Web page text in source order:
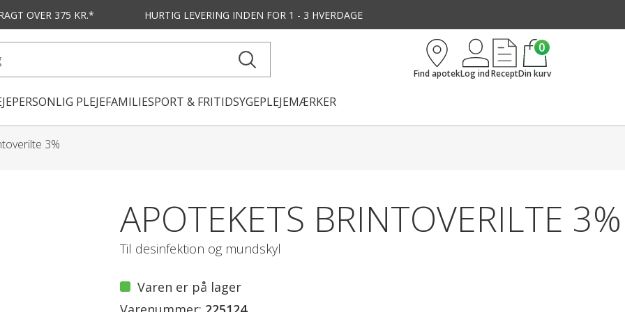
OVER 375 KR.* HURTIG LEVERING INDEN FOR 1 - 3 HVERDAGE
PERSONLIG PLEJEFAMILIESPORT & FRITIDSYGEPLEJEMÆRKER
Find apotekLog indRecept
0
Din kurv
3%
APOTEKETS BRINTOVERILTE 3%
Til desinfektion og mundskyl
Varen er på lager